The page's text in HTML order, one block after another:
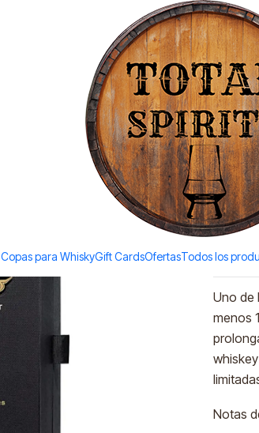
Copas para WhiskyGift CardsOfertasTodos los
Todos los productos estan en stock.
|
Cantidad
Uno de
menos
Notas